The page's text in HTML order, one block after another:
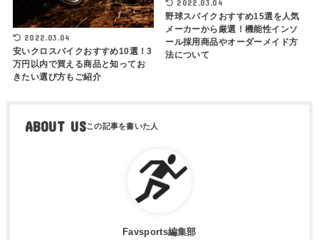
2022.03.04
安いクロスバイクおすすめ10選！3
万円以内で買える商品と知ってお
きたい選び方もご紹介
2022.03.04
野球スパイクおすすめ15選を人気
メーカーから厳選！機能性インソ
ール採用商品やオーダーメイド方
法について
ABOUT US
Favsports編集部